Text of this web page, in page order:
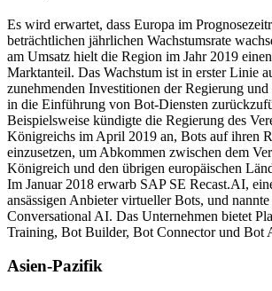
Es wird erwartet, dass Europa im
beträchtlichen jährlichen Wachstumsrate
am Umsatz hielt die Region im Jahr 2019
Marktanteil. Das Wachstum ist in erster Linie
zunehmenden Investitionen der Regierung
in die Einführung von Bot-Diensten
Beispielsweise kündigte die Regierung des
Königreichs im April 2019 an, Bots auf ihren
einzusetzen, um Abkommen zwischen dem
Königreich und den übrigen europäischen
Im Januar 2018 erwarb SAP SE Recast.AI,
ansässigen Anbieter virtueller Bots, und nannte
Conversational AI. Das Unternehmen bietet
Training, Bot Builder, Bot Connector und Bot
Asien-Pazifik